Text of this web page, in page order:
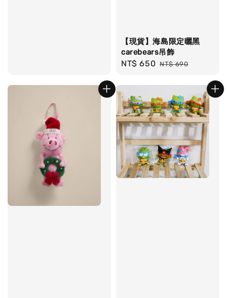
【現貨】海島限定曬黑
carebears吊飾
Sale
NT$ 650 Regular
NT$ 690